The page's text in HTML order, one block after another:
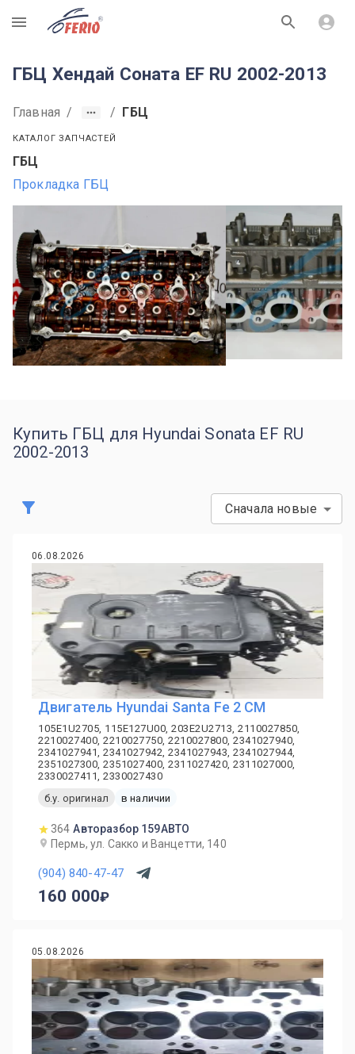
R
ГБЦ Хендай Соната EF RU 2002-2013
Главная / / ГБЦ
КАТАЛОГ ЗАПЧАСТЕЙ
ГБЦ
Прокладка ГБЦ
Купить ГБЦ для Hyundai Sonata EF RU
2002-2013
Сначала новые
06.08.2026
Двигатель Hyundai Santa Fe 2 CM
105E1U2705, 115E127U00, 203E2U2713, 2110027850,
2210027400, 2210027750, 2210027800, 2341027940,
2341027941, 2341027942, 2341027943, 2341027944,
2351027300, 2351027400, 2311027420, 2311027000,
2330027411, 2330027430
б.у. оригинал
в наличии
364 Авторазбор 159АВТО
Пермь, ул. Сакко и Ванцетти, 140
(904) 840-47-47
160 000
05.08.2026